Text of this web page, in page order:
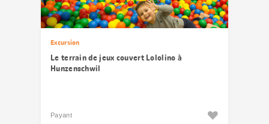
Excursion
Le terrain de jeux couvert Lololino à
Hunzenschwil
Payant